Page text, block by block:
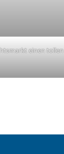
einen tollen